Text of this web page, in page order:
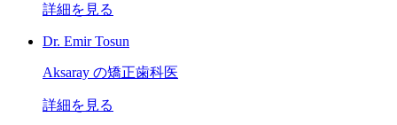
詳細を見る
Dr. Emir Tosun
Aksaray の矯正歯科医
詳細を見る